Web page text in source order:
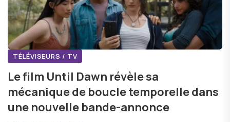
TÉLÉVISEURS / TV
Le film Until Dawn révèle sa
mécanique de boucle temporelle dans
une nouvelle bande-annonce